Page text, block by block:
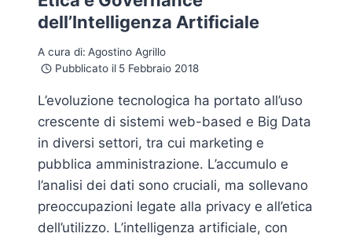
dell’Intelligenza Artificiale
A cura di: Agostino Agrillo
Pubblicato il 5 Febbraio 2018
L’evoluzione tecnologica ha portato all’uso
crescente di sistemi web-based e Big Data
in diversi settori, tra cui marketing e
pubblica amministrazione. L’accumulo e
l’analisi dei dati sono cruciali, ma sollevano
preoccupazioni legate alla privacy e all’etica
dell’utilizzo. L’intelligenza artificiale, con